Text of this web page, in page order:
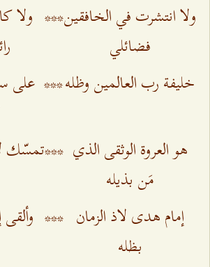
ولا انتشرت في الخافقين
فضائلي
*** ولا
خليفة رب العالمين وظله*** على
هو العروة الوثقى الذي
مَن بذيله
***تمسّك
إمام هدى لاذ الزمان
بظله
***